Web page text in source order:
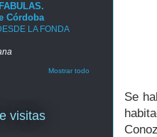
Se
Córdoba
LA FONDA
Mostrar todo
visitas